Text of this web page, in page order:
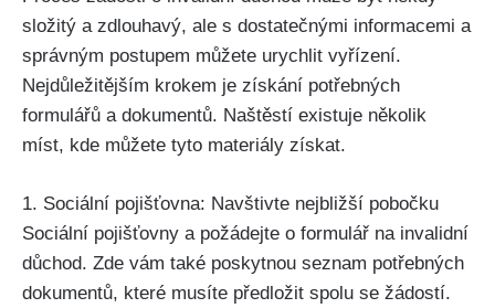
složitý a zdlouhavý, ale s dostatečnými informacemi a
správným postupem můžete urychlit vyřízení.
Nejdůležitějším krokem je získání potřebných
formulářů a dokumentů. Naštěstí existuje několik
míst, kde můžete tyto materiály získat.
1. Sociální pojišťovna: Navštivte nejbližší pobočku
Sociální pojišťovny a požádejte o formulář na invalidní
důchod. Zde vám také poskytnou seznam potřebných
dokumentů, které musíte předložit spolu se žádostí.